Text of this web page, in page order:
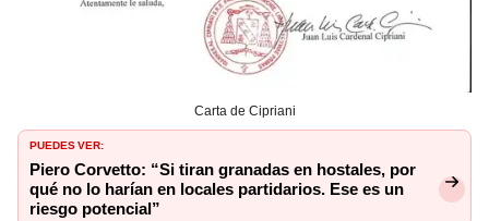
Carta de Cipriani
PUEDES VER:
Piero Corvetto: “Si tiran granadas en hostales, por
qué no lo harían en locales partidarios. Ese es un
riesgo potencial”